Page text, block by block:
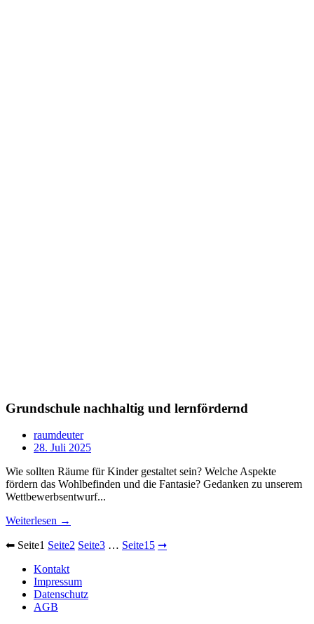
Grundschule nachhaltig und lernfördernd
raumdeuter
28. Juli 2025
Wie sollten Räume für Kinder gestaltet sein? Welche Aspekte
fördern das Wohlbefinden und die Fantasie? Gedanken zu unserem
Wettbewerbsentwurf...
Weiterlesen →
⬅ Seite1 Seite2 Seite3 … Seite15 ➞
Kontakt
Impressum
Datenschutz
AGB